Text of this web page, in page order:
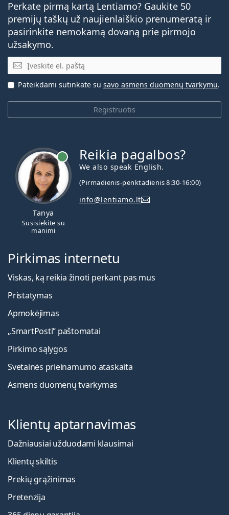
Dažniausiai užduodami klausimai
Kiek laiko galima naudoti „Acuvue Oasys Max 1-
Day“?
Ar galima miegoti su „Acuvue Oasys Max 1-
Day“?
OptiFresh 10 ml
Tai medicinos prietaisas. Prieš naudojimą perskaitykite
instrukcijas
Perkate pirmą kartą Lentiamo? Gaukite 50
premijų taškų už naujienlaiškio prenumeratą ir
pasirinkite nemokamą dovaną prie pirmojo
užsakymo.
El. pašto adresas
Registruotis
Pateikdami sutinkate su savo asmens duomenų tvarkymu.
Tanya
Susisiekite su
manimi
Reikia pagalbos?
We also speak English.
(Pirmadienis-penktadienis 8:30-16:00)
info@lentiamo.lt
Pirkimas internetu
Viskas, ką reikia žinoti perkant pas mus
Pristatymas
Apmokėjimas
„SmartPosti“ paštomatai
Pirkimo sąlygos
Svetainės prieinamumo ataskaita
Asmens duomenų tvarkymas
Klientų aptarnavimas
Dažniausiai užduodami klausimai
Klientų skiltis
Prekių grąžinimas
Pretenzija